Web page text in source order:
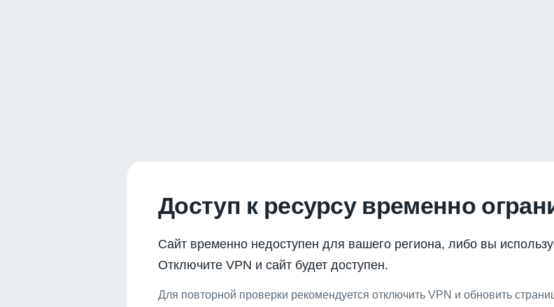
Доступ к ресурсу временно
Сайт временно недоступен для вашего региона, либо вы
Отключите VPN и сайт будет доступен.
Для повторной проверки рекомендуется отключить VPN и обновить